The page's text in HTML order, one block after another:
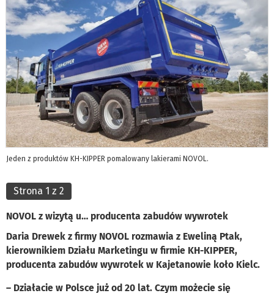
Jeden z produktów KH-KIPPER pomalowany lakierami NOVOL.
Strona 1 z 2
NOVOL z wizytą u… producenta zabudów wywrotek
Daria Drewek z firmy NOVOL rozmawia z Eweliną Ptak,
kierownikiem Działu Marketingu w firmie KH-KIPPER,
producenta zabudów wywrotek w Kajetanowie koło Kielc.
– Działacie w Polsce już od 20 lat. Czym możecie się